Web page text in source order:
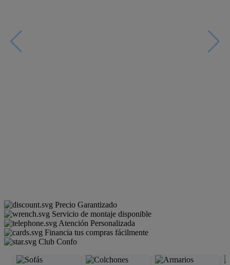
Precio Garantizado
Servicio de montaje disponible
Atención Personalizada
Financia tus compras fácilmente
Club Confo